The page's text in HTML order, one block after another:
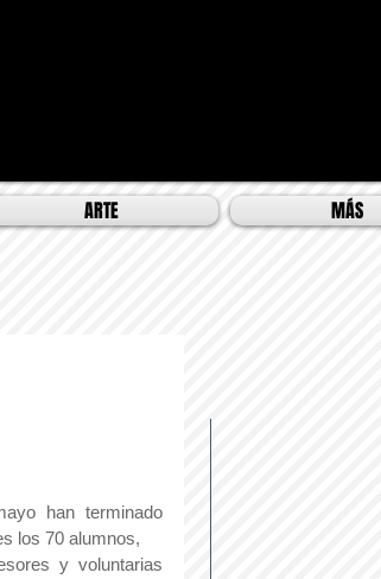
ARTE MÁS
han terminado
los 70 alumnos,
y voluntarias